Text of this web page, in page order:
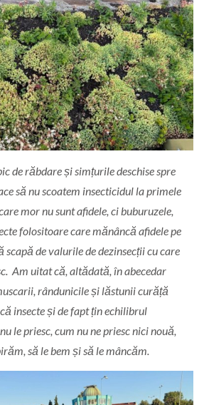
de răbdare și simțurile deschise spre
să nu scoatem insecticidul la primele
mor nu sunt afidele, ci buburuzele,
folositoare care mănâncă afidele pe
de valurile de dezinsecții cu care
Am uitat că, altădată, în abecedar
rândunicile și lăstunii curăță
insecte și de fapt țin echilibrul
le priesc, cum nu ne priesc nici nouă,
să le bem și să le mâncăm.